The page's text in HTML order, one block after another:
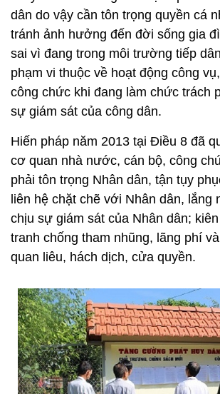
dân do vậy cần tôn trọng quyền cá
tránh ảnh hưởng đến đời sống gia
sai vì đang trong môi trường tiếp
phạm vi thuộc về hoạt động công
công chức khi đang làm chức trách
sự giám sát của công dân.
Hiến pháp năm 2013 tại Điều 8 đã
cơ quan nhà nước, cán bộ, công
phải tôn trọng Nhân dân, tận tụy
liên hệ chặt chẽ với Nhân dân, lắng
chịu sự giám sát của Nhân dân;
tranh chống tham nhũng, lãng phí
quan liêu, hách dịch, cửa quyền.